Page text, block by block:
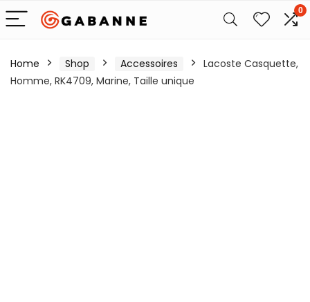
0
Home Shop Accessoires
Lacoste Casquette,
Homme, RK4709, Marine, Taille unique